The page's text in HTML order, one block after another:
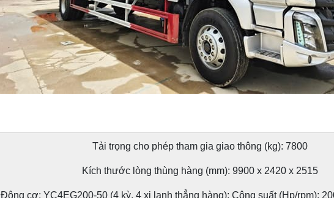
Tải trọng cho phép tham gia giao thông (kg): 7800
Kích thước lòng thùng hàng (mm): 9900 x 2420 x 2515
Động cơ: YC4EG200-50 (4 kỳ, 4 xi lanh thẳng hàng); Công suất (Hp/rpm):